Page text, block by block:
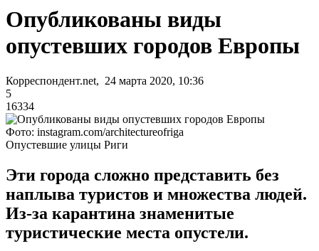
Опубликованы виды
опустевших городов Европы
Корреспондент.net, 24 марта 2020, 10:36
5
16334
Фото: instagram.com/architectureofriga
Опустевшие улицы Риги
Эти города сложно представить без
наплыва туристов и множества людей.
Из-за карантина знаменитые
туристические места опустели.